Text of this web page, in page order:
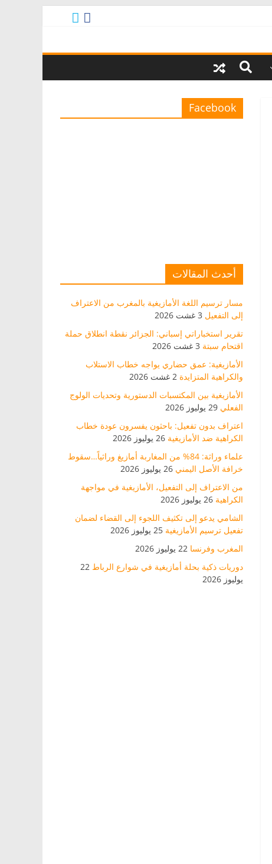
Facebook
أحدث المقالات
مسار ترسيم اللغة الأمازيغية بالمغرب من الاعتراف
إلى التفعيل 3 غشت 2026
تقرير استخباراتي إسباني: الجزائر نقطة انطلاق حملة
اقتحام سبتة 3 غشت 2026
الأمازيغية: عمق حضاري يواجه خطاب الاستلاب
والكراهية المتزايدة 2 غشت 2026
الأمازيغية بين المكتسبات الدستورية وتحديات الولوج
الفعلي 29 يوليوز 2026
اعتراف بدون تفعيل: باحثون يفسرون عودة خطاب
الكراهية ضد الأمازيغية 26 يوليوز 2026
علماء وراثة: 84% من المغاربة أمازيغ وراثياً…سقوط
خرافة الأصل اليمني 26 يوليوز 2026
من الاعتراف إلى التفعيل، الأمازيغية في مواجهة
الكراهية 26 يوليوز 2026
الشامي يدعو إلى تكثيف اللجوء إلى القضاء لضمان
تفعيل ترسيم الأمازيغية 25 يوليوز 2026
المغرب وفرنسا 22 يوليوز 2026
دوريات ذكية بحلة أمازيغية في شوارع الرباط 22
يوليوز 2026